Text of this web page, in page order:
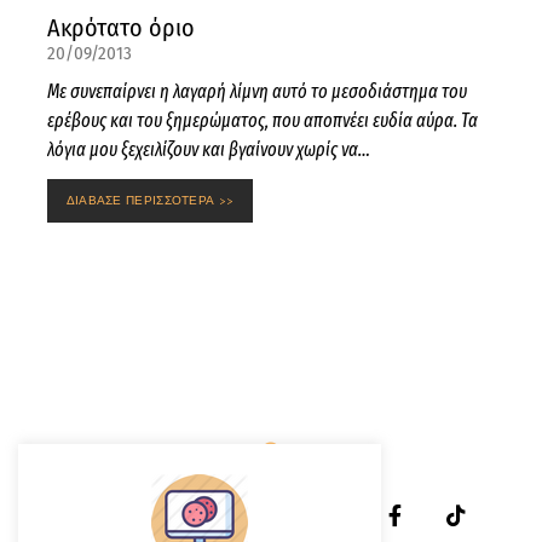
Ακρότατο όριο
20/09/2013
Με συνεπαίρνει η λαγαρή λίμνη αυτό το μεσοδιάστημα του
ερέβους και του ξημερώματος, που αποπνέει ευδία αύρα. Τα
λόγια μου ξεχειλίζουν και βγαίνουν χωρίς να…
ΔΙΑΒΑΣΕ ΠΕΡΙΣΣΟΤΕΡΑ >>